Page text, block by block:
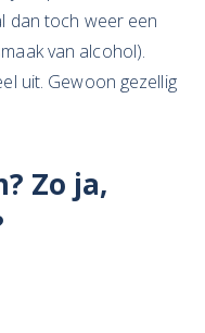
dan toch weer een
van alcohol).
uit. Gewoon gezellig
Zo ja,